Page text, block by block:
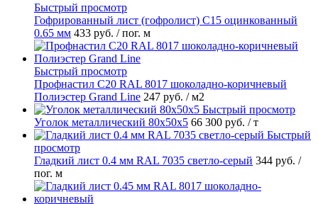
Быстрый просмотр
Гофрированный лист (гофролист) С15 оцинкованный
0.65 мм 433 руб. / пог. м
Быстрый просмотр
Профнастил С20 RAL 8017 шоколадно-коричневый
Полиэстер Grand Line 247 руб. / м2
Быстрый просмотр
Уголок металлический 80х50х5 66 300 руб. / т
Быстрый
просмотр
Гладкий лист 0.4 мм RAL 7035 светло-серый 344 руб. /
пог. м